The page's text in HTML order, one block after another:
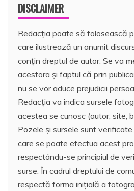
DISCLAIMER
Redacția poate să folosească
care ilustrează un anumit
conțin dreptul de autor. Se va
acestora și faptul că prin
nu se vor aduce prejudicii
Redacția va indica sursele
acestea se cunosc (autor, site,
Pozele și sursele sunt
care se poate efectua acest
respectându-se principiul de
surse. În cadrul dreptului de
respectă forma inițială a